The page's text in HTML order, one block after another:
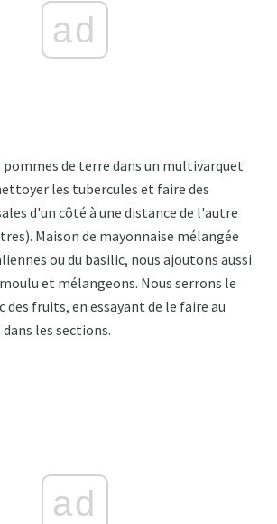
ad
pommes de terre dans un multivarquet
les tubercules et faire des
d'un côté à une distance de l'autre
Maison de mayonnaise mélangée
ou du basilic, nous ajoutons aussi
et mélangeons. Nous serrons le
fruits, en essayant de le faire au
les sections.
ad